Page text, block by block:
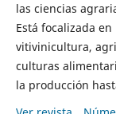
las ciencias
Está focalizada
vitivinicultura,
culturas
la producción